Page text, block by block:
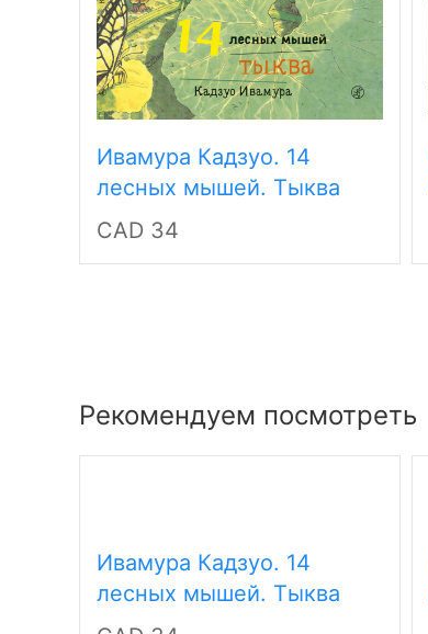
Ивамура Кадзуо. 14
лесных мышей. Тыква
CAD 34
Рекомендуем посмотреть
Ивамура Кадзуо. 14
лесных мышей. Тыква